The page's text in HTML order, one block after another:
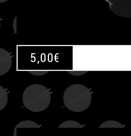
5,00€